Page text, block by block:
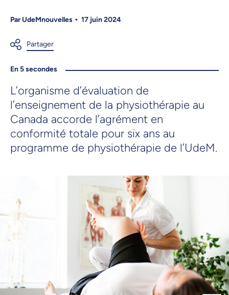
ParUdeMnouvelles 17 juin 2024
En 5 secondes
L’organisme d’évaluation de
l’enseignement de la physiothérapie au
Canada accorde l’agrément en
conformité totale pour six ans au
programme de physiothérapie de l’UdeM.